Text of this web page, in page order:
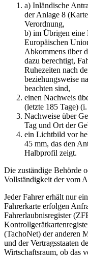
a) Inländische
der Anlage 8
Verordnung,
b) im Übrigen eine
Europäischen
Abkommens über
dazu berechtigt,
Ruhezeiten nach
beziehungsweise
beachten sind,
einen Nachweis
(letzte 185 Tage)
Nachweise über
Tag und Ort der
ein Lichtbild vor
45 mm, das den
Halbprofil zeigt.
Die zuständige Behörde
Vollständigkeit der vom
Jeder Fahrer erhält nur
Fahrerkarte erfolgen
Fahrerlaubnisregister
(TachoNet) der anderen
und der Vertragsstaaten
Wirtschaftsraum, ob das